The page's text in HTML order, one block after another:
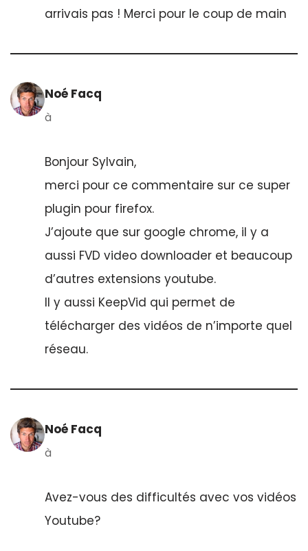
arrivais pas ! Merci pour le coup de main
Noé Facq
à
Bonjour Sylvain,
merci pour ce commentaire sur ce super
plugin pour firefox.
J’ajoute que sur google chrome, il y a
aussi FVD video downloader et beaucoup
d’autres extensions youtube.
Il y aussi KeepVid qui permet de
télécharger des vidéos de n’importe quel
réseau.
Noé Facq
à
Avez-vous des difficultés avec vos vidéos
Youtube?